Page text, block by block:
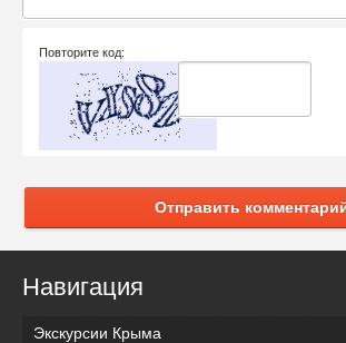
Повторите код:
Отправить
Навигация
Экскурсии Крыма